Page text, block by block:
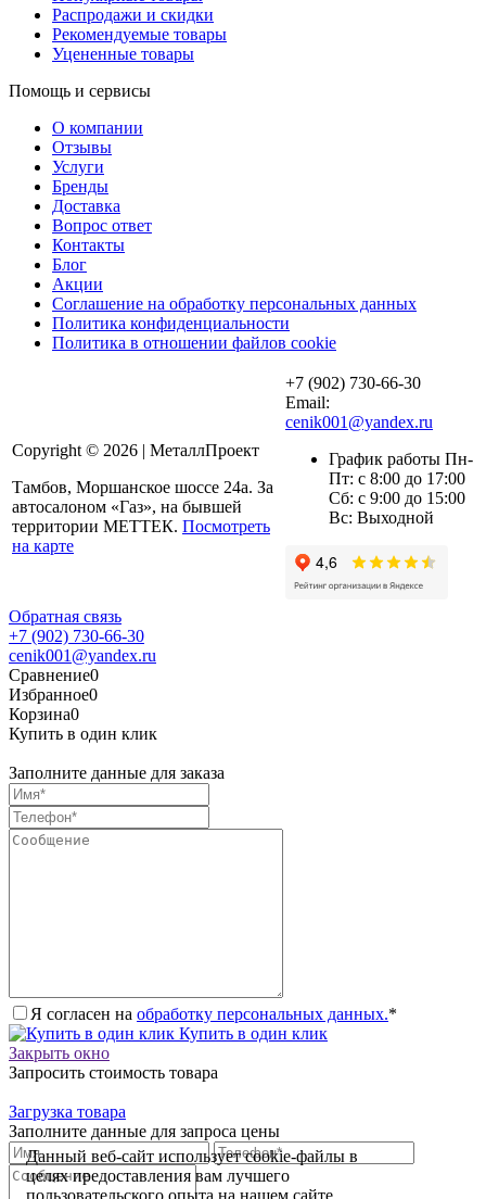
Распродажи и скидки
Рекомендуемые товары
Уцененные товары
Помощь и сервисы
О компании
Отзывы
Услуги
Бренды
Доставка
Вопрос ответ
Контакты
Блог
Акции
Соглашение на обработку персональных данных
Политика конфиденциальности
Политика в отношении файлов cookie
Copyright © 2026 | МеталлПроект
Тамбов, Моршанское шоссе 24а. За
автосалоном «Газ», на бывшей
территории МЕТТЕК. Посмотреть
на карте
+7 (902) 730-66-30
Email:
cenik001@yandex.ru
График работы Пн-
Пт: с 8:00 до 17:00
Сб: с 9:00 до 15:00
Вс: Выходной
Обратная связь
+7 (902) 730-66-30
cenik001@yandex.ru
Сравнение0
Избранное0
Корзина0
Купить в один клик
Заполните данные для заказа
Я согласен на обработку персональных данных.*
Купить в один клик
Закрыть окно
Запросить стоимость товара
Загрузка товара
Заполните данные для запроса цены
Данный веб-сайт использует cookie-файлы в
целях предоставления вам лучшего
пользовательского опыта на нашем сайте.